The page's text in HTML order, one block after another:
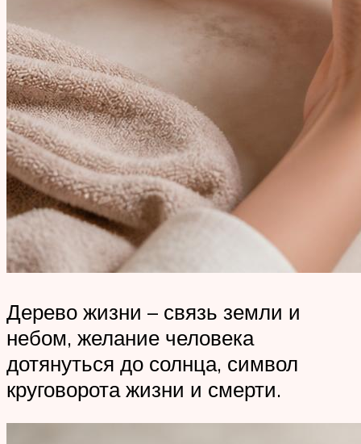
Дерево жизни – связь земли и
небом, желание человека
дотянуться до солнца, символ
круговорота жизни и смерти.